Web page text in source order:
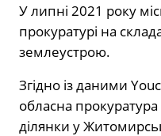
У липні 2021 року
прокуратурі на
землеустрою.
Згідно із даними
обласна
ділянки у